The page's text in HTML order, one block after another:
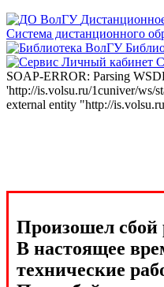
Система дистанционного
SOAP-ERROR: Parsing
'http://is.volsu.ru/1cuniver/ws/
external entity "http://
Произошел
В настоящее
технические